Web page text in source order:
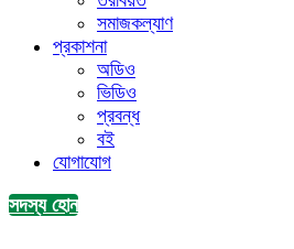
সমাজকল্যাণ
প্রকাশনা
অডিও
ভিডিও
প্রবন্ধ
বই
যোগাযোগ
সদস্য হোন